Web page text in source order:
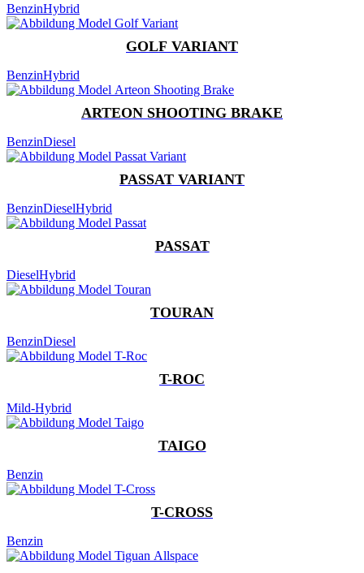
BenzinHybrid
GOLF VARIANT
BenzinHybrid
ARTEON SHOOTING BRAKE
BenzinDiesel
PASSAT VARIANT
BenzinDieselHybrid
PASSAT
DieselHybrid
TOURAN
BenzinDiesel
T-ROC
Mild-Hybrid
TAIGO
Benzin
T-CROSS
Benzin